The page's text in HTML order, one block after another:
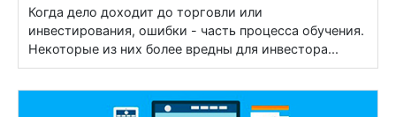
Когда дело доходит до торговли или
инвестирования, ошибки - часть процесса обучения.
Некоторые из них более вредны для инвестора...